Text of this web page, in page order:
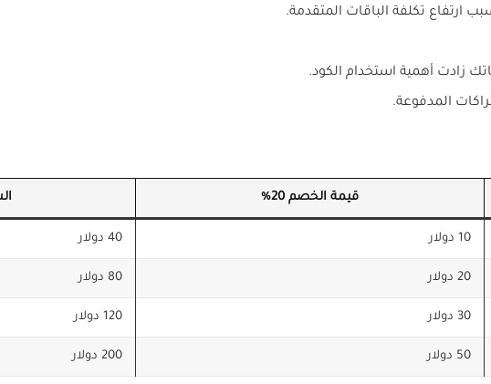
ارتفاع تكلفة الباقات المتقدمة.
المدفوعة.
قيمة الخصم 20%
10 دولار 40 دولار
20 دولار 80 دولار
30 دولار 120 دولار
50 دولار 200 دولار